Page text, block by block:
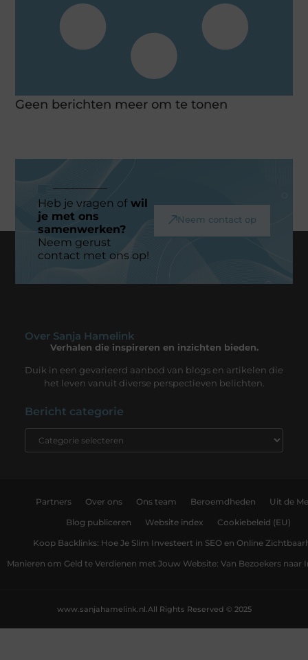
Geen berichten meer om te tonen
Heb je vragen ofwil
je met ons
samenwerken?
Neem gerust
contact met ons op!
Neem contact op
Over Sanja Hamelink
Verhalen die inspireren en inzichten bieden.
Duik in een gevarieerd aanbod van blogs en artikelen die
het leven vanuit diverse perspectieven belichten.
Bericht categorie
Partners Over ons Ons team Beroemdheden Uit de
Blog publiceren Website index Cookiebeleid (EU)
Koop Backlinks: Hoe Je Slim Investeert in SEO en Online
Manieren om Geld te Verdienen met Jouw Website: Van Bezoekers naar
All Rights Reserved © 2025
www.sanjahamelink.nl.